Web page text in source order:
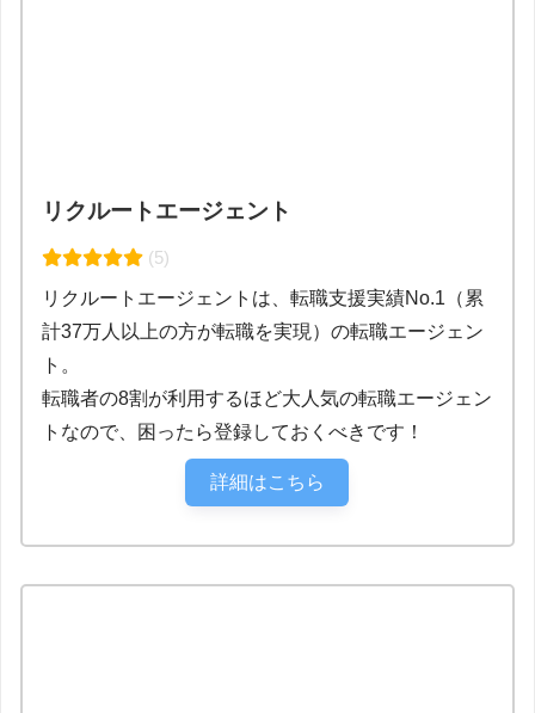
リクルートエージェント
(5)
リクルートエージェントは、転職支援実績No.1（累
計37万人以上の方が転職を実現）の転職エージェン
ト。
転職者の8割が利用するほど大人気の転職エージェン
トなので、困ったら登録しておくべきです！
詳細はこちら